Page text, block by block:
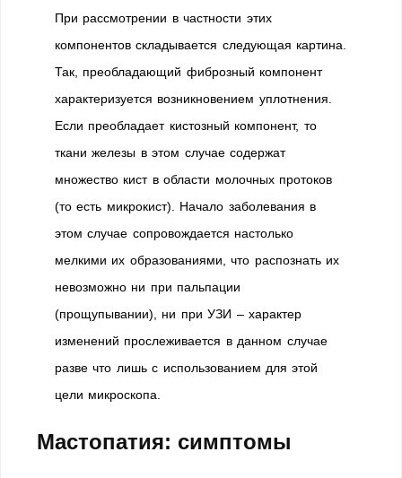
При рассмотрении в частности этих
компонентов складывается следующая картина.
Так, преобладающий фиброзный компонент
характеризуется возникновением уплотнения.
Если преобладает кистозный компонент, то
ткани железы в этом случае содержат
множество кист в области молочных протоков
(то есть микрокист). Начало заболевания в
этом случае сопровождается настолько
мелкими их образованиями, что распознать их
невозможно ни при пальпации
(прощупывании), ни при УЗИ – характер
изменений прослеживается в данном случае
разве что лишь с использованием для этой
цели микроскопа.
Мастопатия: симптомы